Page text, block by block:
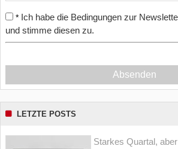
* Ich habe die Bedingungen zur
und stimme diesen zu.
Absenden
LETZTE POSTS
Starkes Quartal,